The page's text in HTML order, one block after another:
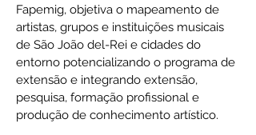
Fapemig, objetiva o mapeamento de
artistas, grupos e instituições musicais
de São João del-Rei e cidades do
entorno potencializando o programa de
extensão e integrando extensão,
pesquisa, formação profissional e
produção de conhecimento artístico.